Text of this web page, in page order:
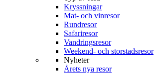
Kryssningar
Mat- och vinresor
Rundresor
Safariresor
Vandringsresor
Weekend- och storstadsresor
Nyheter
Årets nya resor